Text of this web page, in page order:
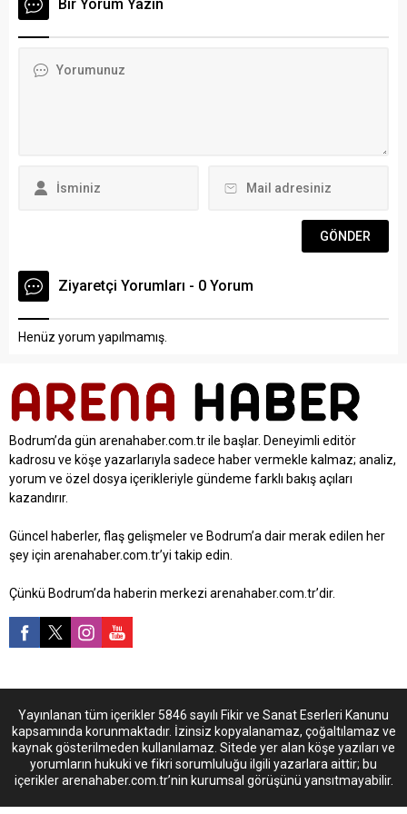
Aralarında MHP Bodrum İlçe
Karadağ, kapatılan Konacık
Beldesi’nin MHP’li son
Atölyesi’ne davet etti....
Bir Yorum Yazın
Ziyaretçi Yorumları - 0 Yorum
Henüz yorum yapılmamış.
Bodrum’da gün arenahaber.com.tr ile başlar. Deneyimli editör
kadrosu ve köşe yazarlarıyla sadece haber vermekle kalmaz; analiz,
yorum ve özel dosya içerikleriyle gündeme farklı bakış açıları
kazandırır.
Güncel haberler, flaş gelişmeler ve Bodrum’a dair merak edilen her
şey için arenahaber.com.tr’yi takip edin.
Çünkü Bodrum’da haberin merkezi arenahaber.com.tr’dir.
Yayınlanan tüm içerikler 5846 sayılı Fikir ve Sanat Eserleri Kanunu
kapsamında korunmaktadır. İzinsiz kopyalanamaz, çoğaltılamaz ve
kaynak gösterilmeden kullanılamaz. Sitede yer alan köşe yazıları ve
yorumların hukuki ve fikri sorumluluğu ilgili yazarlara aittir; bu
içerikler arenahaber.com.tr’nin kurumsal görüşünü yansıtmayabilir.